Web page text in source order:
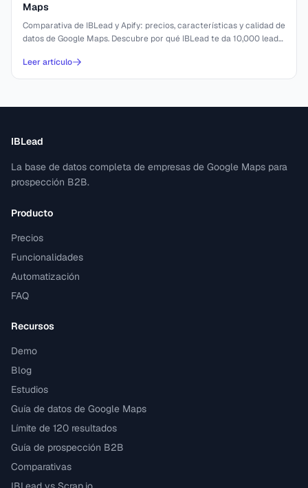
Maps
Comparativa de IBLead y Apify: precios, características y calidad de
datos de Google Maps. Descubre por qué IBLead te da 10,000 leads
Leer artículo
IBLead
La base de datos completa de empresas de Google Maps para
prospección B2B.
Producto
Precios
Funcionalidades
Automatización
FAQ
Recursos
Demo
Blog
Estudios
Guía de datos de Google Maps
Límite de 120 resultados
Guía de prospección B2B
Comparativas